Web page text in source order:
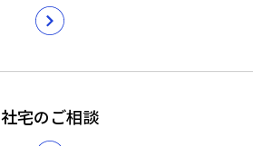
社宅のご相談